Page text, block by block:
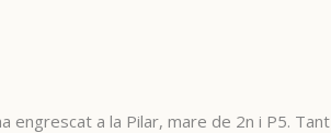
engrescat a la Pilar, mare de 2n i P5. Tant